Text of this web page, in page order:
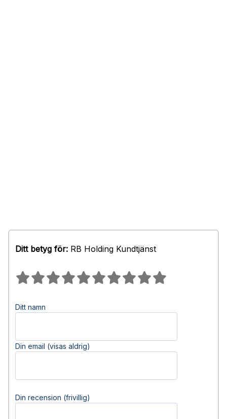
Ditt betyg för: RB Holding Kundtjänst
Ditt namn
Din email (visas aldrig)
Din recension (frivillig)